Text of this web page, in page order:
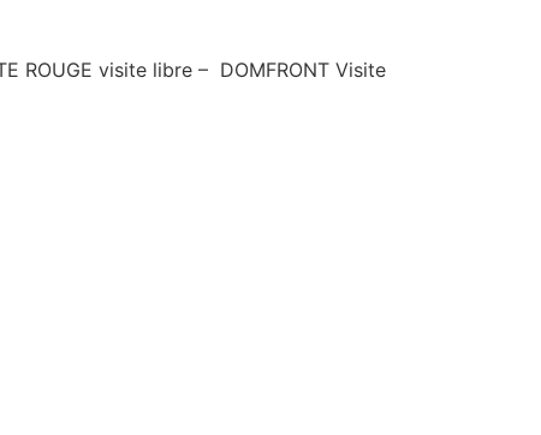
ROUGE visite libre – DOMFRONT Visite